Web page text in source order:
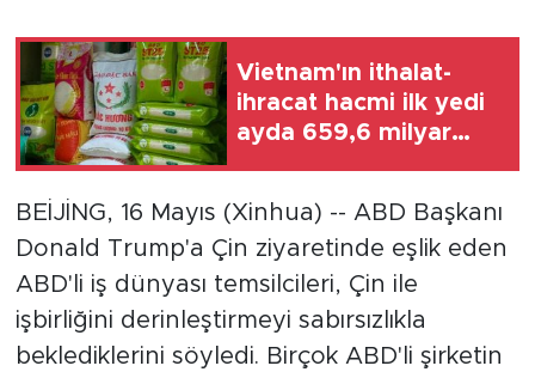
Vietnam'ın ithalat-
ihracat hacmi ilk yedi
ayda 659,6 milyar
BEİJİNG, 16 Mayıs (Xinhua) -- ABD Başkanı
Donald Trump'a Çin ziyaretinde eşlik eden
ABD'li iş dünyası temsilcileri, Çin ile
işbirliğini derinleştirmeyi sabırsızlıkla
beklediklerini söyledi. Birçok ABD'li şirketin
Xinhua Türkiye
Seyahat